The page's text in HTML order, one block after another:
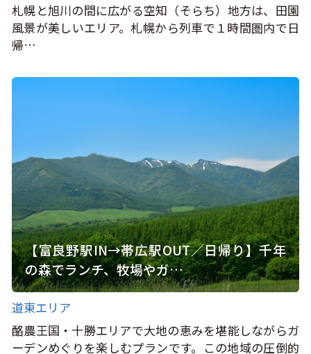
札幌と旭川の間に広がる空知（そらち）地方は、田園
風景が美しいエリア。札幌から列車で１時間圏内で日
帰…
【富良野駅IN→帯広駅OUT／日帰り】千年
の森でランチ、牧場やガ…
道東エリア
酪農王国・十勝エリアで大地の恵みを堪能しながらガ
ーデンめぐりを楽しむプランです。この地域の圧倒的